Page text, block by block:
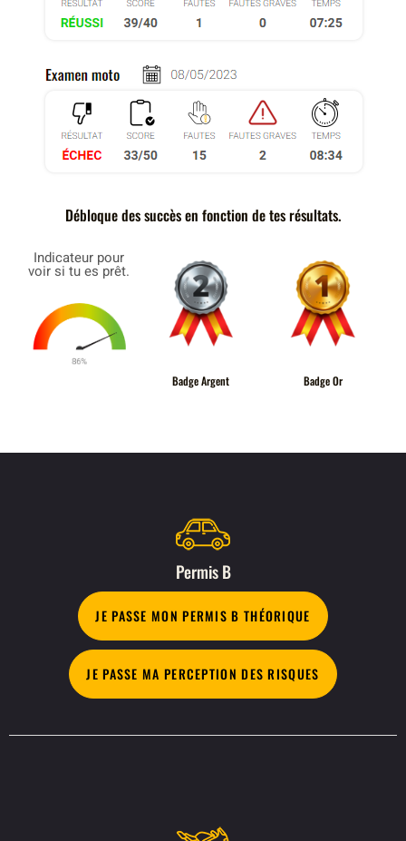
Débloque des succès en fonction de tes résultats.
Indicateur pour
voir si tu es prêt.
Badge Argent Badge Or
Permis B
JE PASSE MON PERMIS B THÉORIQUE
JE PASSE MA PERCEPTION DES RISQUES